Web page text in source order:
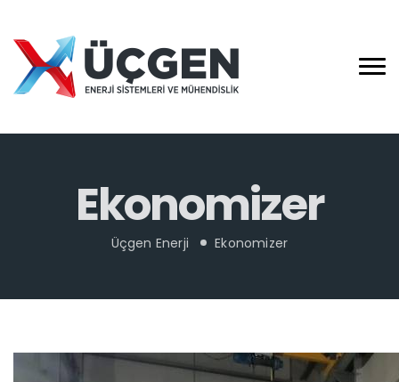
Ekonomizer
Üçgen Enerji Ekonomizer